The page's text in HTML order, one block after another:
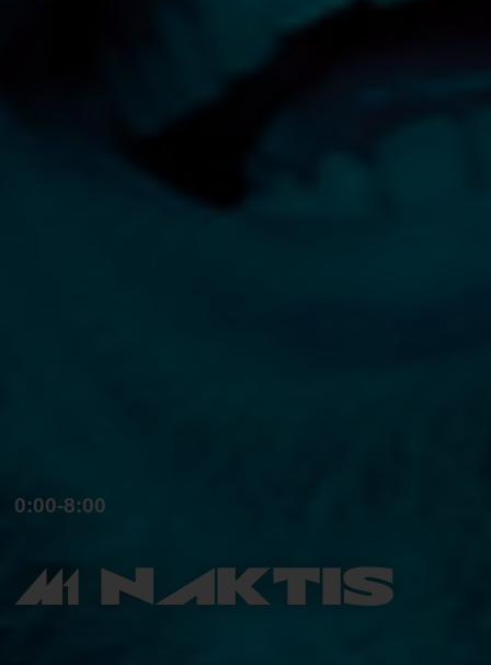
0:00-8:00
M1 naktis